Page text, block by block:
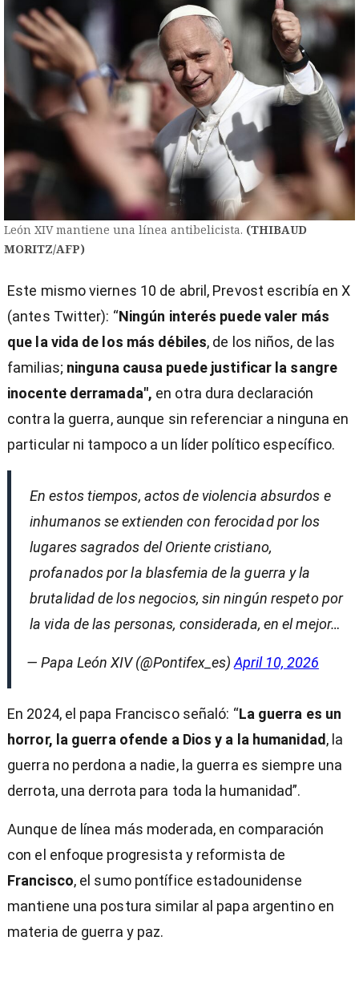
León XIV mantiene una línea antibelicista. (THIBAUD
MORITZ/AFP)
Este mismo viernes 10 de abril, Prevost escribía en X
(antes Twitter): “Ningún interés puede valer más
que la vida de los más débiles, de los niños, de las
familias; ninguna causa puede justificar la sangre
inocente derramada", en otra dura declaración
contra la guerra, aunque sin referenciar a ninguna en
particular ni tampoco a un líder político específico.
En estos tiempos, actos de violencia absurdos e
inhumanos se extienden con ferocidad por los
lugares sagrados del Oriente cristiano,
profanados por la blasfemia de la guerra y la
brutalidad de los negocios, sin ningún respeto por
la vida de las personas, considerada, en el mejor…
— Papa León XIV (@Pontifex_es) April 10, 2026
En 2024, el papa Francisco señaló: “La guerra es un
horror, la guerra ofende a Dios y a la humanidad , la
guerra no perdona a nadie, la guerra es siempre una
derrota, una derrota para toda la humanidad”.
Aunque de línea más moderada, en comparación
con el enfoque progresista y reformista de
Francisco, el sumo pontífice estadounidense
mantiene una postura similar al papa argentino en
materia de guerra y paz.